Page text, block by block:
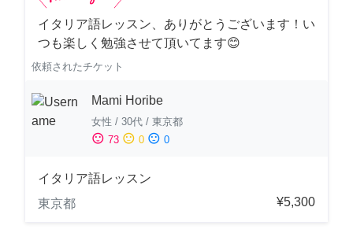
イタリア語レッスン、ありがとうございます！い
つも楽しく勉強させて頂いてます😊
依頼されたチケット
Mami Horibe
女性 / 30代 / 東京都
sentiment_satisfied 73 sentiment_neutral 0 sentiment_dissatisfied 0
イタリア語レッスン
東京都
¥5,300